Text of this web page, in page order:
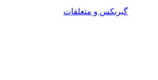
گیربکس و متعلقات